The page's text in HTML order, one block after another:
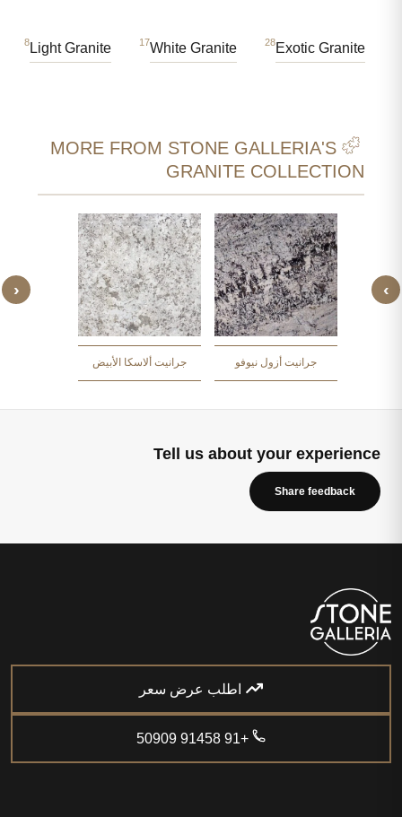
Exotic Granite
28
White Granite
17
Light Granite
18
MORE FROM STONE GALLERIA'S
GRANITE COLLECTION
‹
جرانيت أزول نيوفو جرانيت ألاسكا الأبيض
›
Tell us about your experience
Share feedback
اطلب عرض سعر
+91 91458 50909